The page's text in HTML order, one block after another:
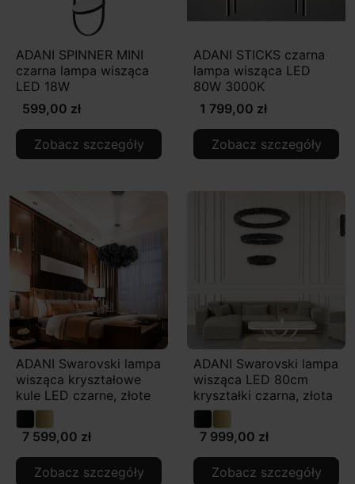
ADANI SPINNER MINI
czarna lampa wisząca
LED 18W
599,00 zł
Zobacz szczegóły
ADANI STICKS czarna
lampa wisząca LED
80W 3000K
1 799,00 zł
Zobacz szczegóły
ADANI Swarovski lampa
wisząca kryształowe
kule LED czarne, złote
7 599,00 zł
Zobacz szczegóły
ADANI Swarovski lampa
wisząca LED 80cm
kryształki czarna, złota
7 999,00 zł
Zobacz szczegóły